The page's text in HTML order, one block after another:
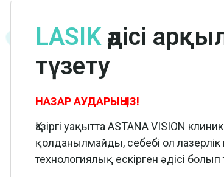
LASIKәдісі
түзету
НАЗАР АУДАРЫҢЫЗ!
Қазіргі уақытта ASTANA VISION
қолданылмайды, себебі ол
технологиялық ескірген әдісі